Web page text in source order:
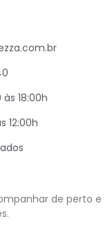
18:00h
12:00h
de perto e